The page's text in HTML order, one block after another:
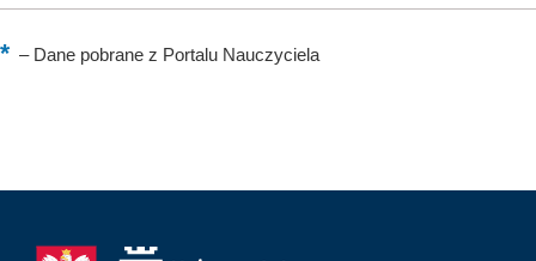
–Dane pobrane z Portalu Nauczyciela